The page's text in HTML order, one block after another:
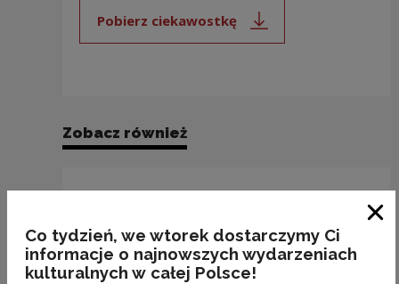
Pobierz ciekawostkę
Uwaga, link zostanie otwarty
Zobacz również
Co tydzień, we wtorek dostarczymy Ci
informacje o najnowszych wydarzeniach
kulturalnych w całej Polsce!